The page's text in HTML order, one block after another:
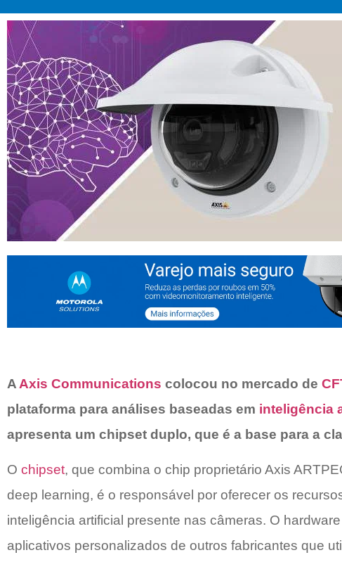
A Axis Communications colocou no mercado de
plataforma para análises baseadas em inteligência
apresenta um chipset duplo, que é a base para a
O chipset, que combina o chip proprietário Axis
deep learning, é o responsável por oferecer os
inteligência artificial presente nas câmeras. O
aplicativos personalizados de outros fabricantes que